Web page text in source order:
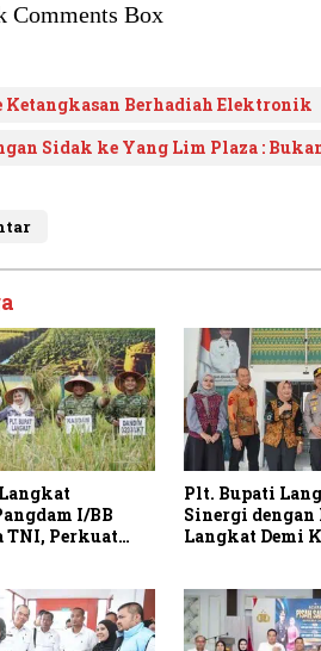
Comments Box
Ketangkasan Berhadiah Elektronik
Sidak ke Yang Lim Plaza :
I/BB
TNI, Perkuat
Plt. Bupati
Sinergi dengan
Langkat Demi